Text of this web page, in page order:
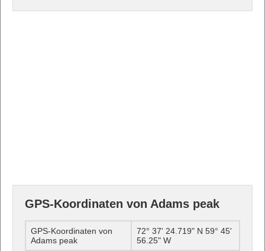
GPS-Koordinaten von Adams peak
GPS-Koordinaten von
Adams peak
72° 37' 24.719" N 59° 45'
56.25" W